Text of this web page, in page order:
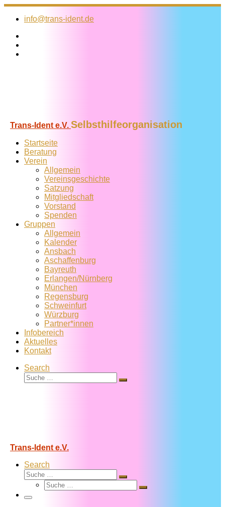
Zum
Inhalt
info@trans-ident.de
Trans-Ident e.V. Selbsthilfeorganisation
Startseite
Beratung
Verein
Allgemein
Vereins­geschichte
Satzung
Mitglied­schaft
Vorstand
Spenden
Gruppen
Allgemein
Kalender
Ansbach
Aschaffenburg
Bayreuth
Erlangen/Nürnberg
München
Regensburg
Schweinfurt
Würzburg
Partner*innen
Infobereich
Aktuelles
Kontakt
Search
Suche
Suche
Trans-Ident e.V.
Search
Suche
Suche
Suche
Suche
Menü